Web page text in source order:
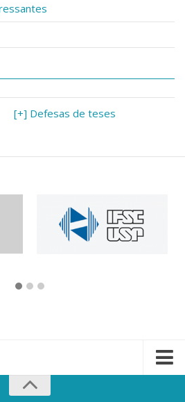
[+] Defesas de teses